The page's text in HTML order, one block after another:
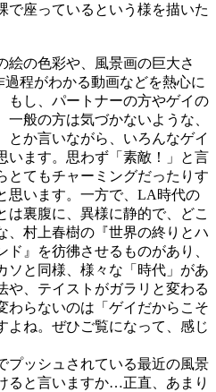
で座っているという様を描いた
の色彩や、風景画の巨大さ
程がわかる動画などを熱心に
もし、パートナーの方やゲイの
般の方は気づかないような、
とか言いながら、いろんなゲイ
います。思わず「素敵！」と言
とてもチャーミングだったりす
思います。一方で、LA時代の
は裏腹に、異様に静的で、どこ
、村上春樹の『世界の終りとハ
』を彷彿させるものがあり、
ソと同様、様々な「時代」があ
や、テイストがガラリと変わる
わらないのは「ゲイだからこそ
よね。ぜひご覧になって、感じ
ッシュされている最近の風景
ると言いますか…正直、あまり